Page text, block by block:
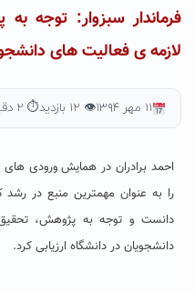
فرماندار سبزوار: توجه
لازمه ی فعالیت های
۱۱ مهر ۱۳۹۴ 👁 ۱۲ بازدید ⏱ ۲ دقیقه مطالعه
را به عنوان مهمترین منبع در
دانست و توجه به پژوهش، تحقیق
دانشجویان در دانشگاه ارزیابی کرد.